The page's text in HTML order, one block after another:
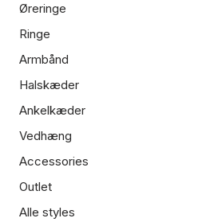
Øreringe
Ringe
Armbånd
Halskæder
Ankelkæder
Vedhæng
Accessories
Outlet
Alle styles